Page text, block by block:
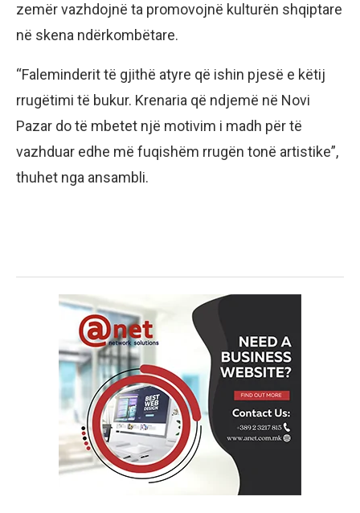
zemër vazhdojnë ta promovojnë kulturën shqiptare
në skena ndërkombëtare.
“Faleminderit të gjithë atyre që ishin pjesë e këtij
rrugëtimi të bukur. Krenaria që ndjemë në Novi
Pazar do të mbetet një motivim i madh për të
vazhduar edhe më fuqishëm rrugën tonë artistike”,
thuhet nga ansambli.